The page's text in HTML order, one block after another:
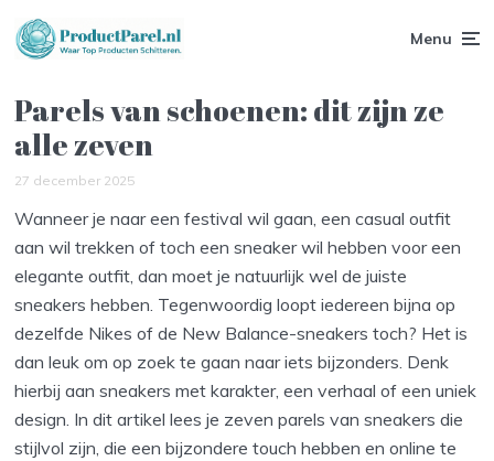
Menu
Parels van schoenen: dit zijn ze
alle zeven
27 december 2025
Wanneer je naar een festival wil gaan, een casual outfit
aan wil trekken of toch een sneaker wil hebben voor een
elegante outfit, dan moet je natuurlijk wel de juiste
sneakers hebben. Tegenwoordig loopt iedereen bijna op
dezelfde Nikes of de New Balance-sneakers toch? Het is
dan leuk om op zoek te gaan naar iets bijzonders. Denk
hierbij aan sneakers met karakter, een verhaal of een uniek
design. In dit artikel lees je zeven parels van sneakers die
stijlvol zijn, die een bijzondere touch hebben en online te